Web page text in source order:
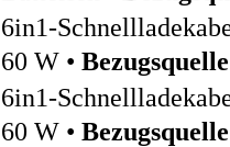
6in1-
60 W • Bezugsquelle
6in1-
60 W • Bezugsquelle